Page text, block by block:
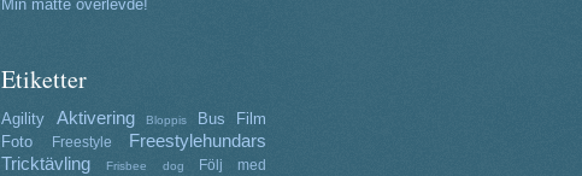
Min matte överlevde!
Etiketter
Agility Aktivering Bloppis Bus
Film
Foto
Freestyle
Freestylehundars
Tricktävling
Frisbee dog
Följ med